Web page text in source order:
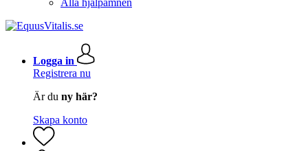
Alla hjälpämnen
Logga in
Registrera nu
Är du ny här?
Skapa konto